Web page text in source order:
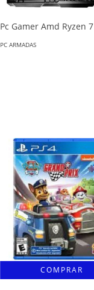
Pc Gamer Amd Ryzen 7
PC ARMADAS